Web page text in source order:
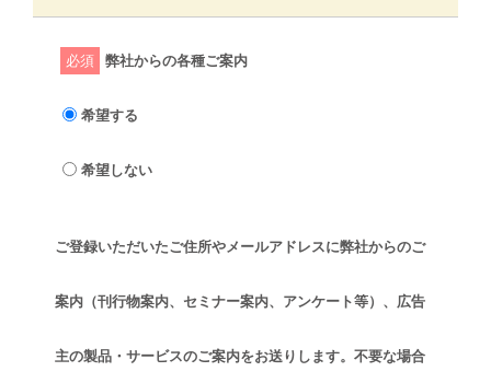
必須 弊社からの各種ご案内
希望する
希望しない
ご登録いただいたご住所やメールアドレスに弊社からのご
案内（刊行物案内、セミナー案内、アンケート等）、広告
主の製品・サービスのご案内をお送りします。不要な場合